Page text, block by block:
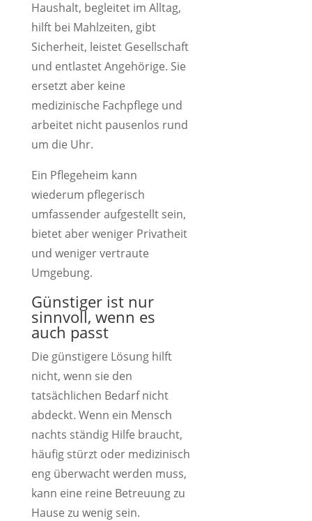
Haushalt, begleitet im Alltag,
hilft bei Mahlzeiten, gibt
Sicherheit, leistet Gesellschaft
und entlastet Angehörige. Sie
ersetzt aber keine
medizinische Fachpflege und
arbeitet nicht pausenlos rund
um die Uhr.
Ein Pflegeheim kann
wiederum pflegerisch
umfassender aufgestellt sein,
bietet aber weniger Privatheit
und weniger vertraute
Umgebung.
Günstiger ist nur
sinnvoll, wenn es
auch passt
Die günstigere Lösung hilft
nicht, wenn sie den
tatsächlichen Bedarf nicht
abdeckt. Wenn ein Mensch
nachts ständig Hilfe braucht,
häufig stürzt oder medizinisch
eng überwacht werden muss,
kann eine reine Betreuung zu
Hause zu wenig sein.